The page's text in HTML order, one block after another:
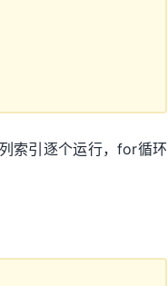
索引逐个运行，for循环